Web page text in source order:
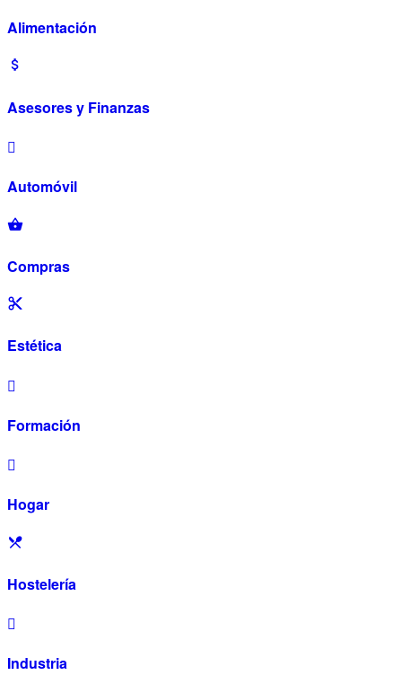
Alimentación
Asesores y Finanzas
Automóvil
Compras
Estética
Formación
Hogar
Hostelería
Industria